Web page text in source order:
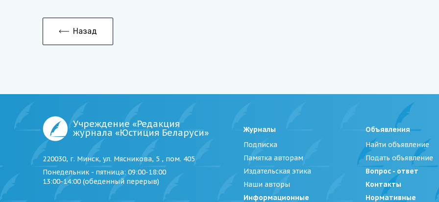
Назад
Учреждение «Редакция
журнала «Юстиция Беларуси»
220030, г. Минск, ул. Мясникова, 5 , пом. 405
Понедельник - пятница: 09:00-18:00
13:00-14:00 (обеденный перерыв)
Журналы
Подписка
Памятка авторам
Издательская этика
Наши авторы
Информационные
Объявления
Найти объявление
Подать объявление
Вопрос - ответ
Контакты
Нормативные